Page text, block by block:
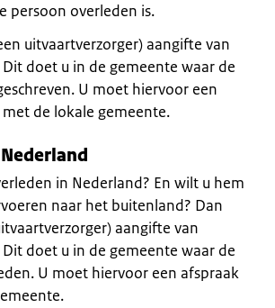
persoon overleden is.
uitvaartverzorger) aangifte van
doet u in de gemeente waar de
U moet hiervoor een
de lokale gemeente.
in Nederland? En wilt u hem
naar het buitenland? Dan
aangifte van
doet u in de gemeente waar de
U moet hiervoor een afspraak